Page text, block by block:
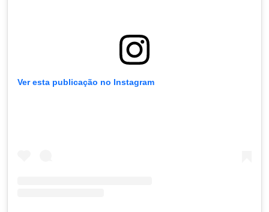
Ver esta publicação no Instagram